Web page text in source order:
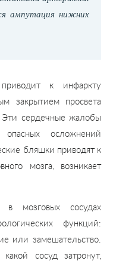
ампутация нижних
к инфаркту
закрытием просвета
Эти сердечные жалобы
осложнений
бляшки приводят к
мозга, возникает
в мозговых сосудах
функций:
или замешательство.
сосуд затронут,